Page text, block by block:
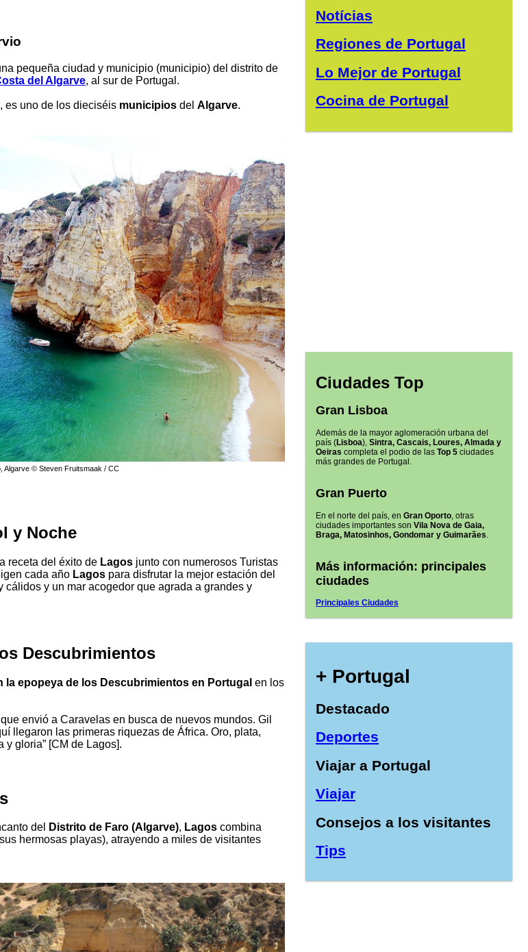
pequeña ciudad y municipio (municipio) del distrito de
del Algarve, al sur de Portugal.
, es uno de los dieciséis municipios del Algarve.
Algarve © Steven Fruitsmaak / CC
y Noche
receta del éxito de Lagos junto con numerosos Turistas
cada año Lagos para disfrutar la mejor estación del
cálidos y un mar acogedor que agrada a grandes y
Descubrimientos
la epopeya de los Descubrimientos en Portugal en los
envió a Caravelas en busca de nuevos mundos. Gil
llegaron las primeras riquezas de África. Oro, plata,
y gloria” [CM de Lagos].
del Distrito de Faro (Algarve), Lagos combina
hermosas playas), atrayendo a miles de visitantes
Notícias
Regiones de Portugal
Lo Mejor de Portugal
Cocina de Portugal
Ciudades Top
Gran Lisboa
Además de la mayor aglomeración urbana del
país (Lisboa), Sintra, Cascais, Loures, Almada y
Oeiras completa el podio de las Top 5 ciudades
más grandes de Portugal.
Gran Puerto
En el norte del país, en Gran Oporto , otras
ciudades importantes son Vila Nova de Gaia,
Braga, Matosinhos, Gondomar y Guimarães
Más información: principales
ciudades
Principales Ciudades
+ Portugal
Destacado
Deportes
Viajar a Portugal
Viajar
Consejos a los visitantes
Tips